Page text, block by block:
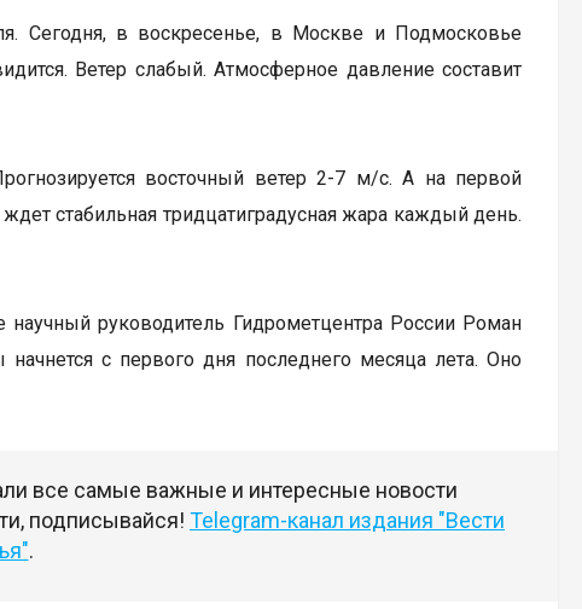
Сегодня, в воскресенье, в Москве и Подмосковье
Ветер слабый. Атмосферное давление составит
восточный ветер 2-7 м/с. А на первой
стабильная тридцатиградусная жара каждый день.
научный руководитель Гидрометцентра России Роман
с первого дня последнего месяца лета. Оно
все самые важные и интересные новости
подписывайся! Telegram-канал издания "Вести
.